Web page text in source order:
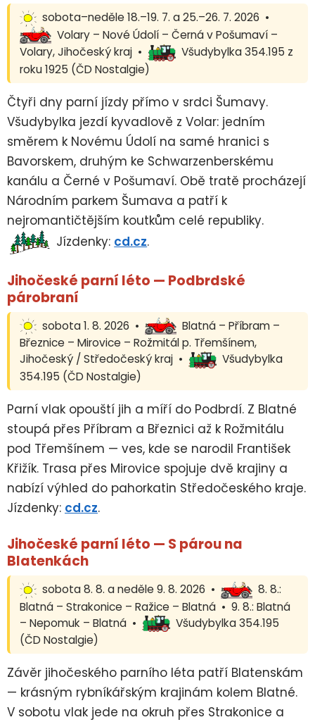
sobota–neděle 18.–19. 7. a 25.–26. 7. 2026 •
Volary – Nové Údolí – Černá v Pošumaví –
Volary, Jihočeský kraj •
Všudybylka 354.195 z
roku 1925 (ČD Nostalgie)
Čtyři dny parní jízdy přímo v srdci Šumavy.
Všudybylka jezdí kyvadlově z Volar: jedním
směrem k Novému Údolí na samé hranici s
Bavorskem, druhým ke Schwarzenberskému
kanálu a Černé v Pošumaví. Obě tratě procházejí
Národním parkem Šumava a patří k
nejromantičtějším koutkům celé republiky.
Jízdenky: cd.cz.
Jihočeské parní léto — Podbrdské
párobraní
sobota 1. 8. 2026 •
Blatná – Příbram –
Březnice – Mirovice – Rožmitál p. Třemšínem,
Jihočeský / Středočeský kraj •
Všudybylka
354.195 (ČD Nostalgie)
Parní vlak opouští jih a míří do Podbrdí. Z Blatné
stoupá přes Příbram a Březnici až k Rožmitálu
pod Třemšínem — ves, kde se narodil František
Křižík. Trasa přes Mirovice spojuje dvě krajiny a
nabízí výhled do pahorkatin Středočeského kraje.
Jízdenky: cd.cz.
Jihočeské parní léto — S párou na
Blatenkách
sobota 8. 8. a neděle 9. 8. 2026 •
8. 8.:
Blatná – Strakonice – Ražice – Blatná • 9. 8.: Blatná
– Nepomuk – Blatná •
Všudybylka 354.195
(ČD Nostalgie)
Závěr jihočeského parního léta patří Blatenskám
— krásným rybníkářským krajinám kolem Blatné.
V sobotu vlak jede na okruh přes Strakonice a